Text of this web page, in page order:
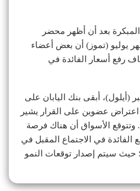
المبكرة بعد أن أظهر محضر
يوليو (تموز) أن بعض أعضاء
رفع أسعار الفائدة في
(أيلول)، أبقى بنك اليابان على
اعتراض عضوين على القرار يشير
وتتوقع الأسواق أن هناك فرصة
لرفع الفائدة في الاجتماع المقبل في
حيث سيتم إصدار توقعات النمو